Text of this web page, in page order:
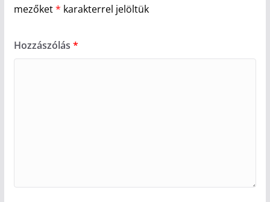
mezőket* karakterrel jelöltük
Hozzászólás *